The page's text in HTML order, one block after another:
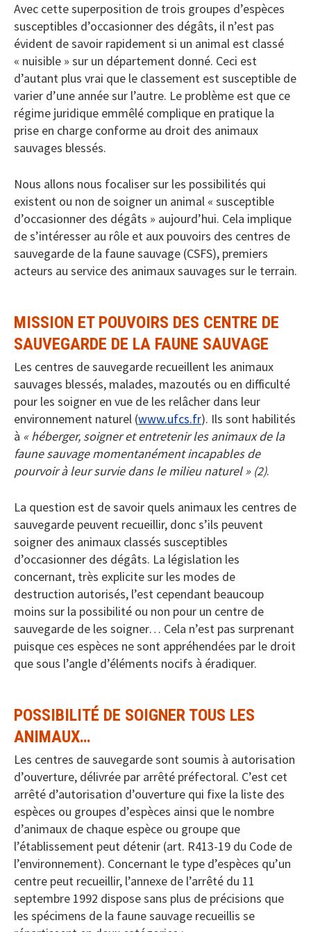
Avec cette superposition de trois groupes d’espèces
susceptibles d’occasionner des dégâts, il n’est pas
évident de savoir rapidement si un animal est classé
« nuisible » sur un département donné. Ceci est
d’autant plus vrai que le classement est susceptible de
varier d’une année sur l’autre. Le problème est que ce
régime juridique emmêlé complique en pratique la
prise en charge conforme au droit des animaux
sauvages blessés.
Nous allons nous focaliser sur les possibilités qui
existent ou non de soigner un animal « susceptible
d’occasionner des dégâts » aujourd’hui. Cela implique
de s’intéresser au rôle et aux pouvoirs des centres de
sauvegarde de la faune sauvage (CSFS), premiers
acteurs au service des animaux sauvages sur le terrain.
MISSION ET POUVOIRS DES CENTRE DE
SAUVEGARDE DE LA FAUNE SAUVAGE
Les centres de sauvegarde recueillent les animaux
sauvages blessés, malades, mazoutés ou en difficulté
pour les soigner en vue de les relâcher dans leur
environnement naturel (www.ufcs.fr). Ils sont habilités
à « héberger, soigner et entretenir les animaux de la
faune sauvage momentanément incapables de
pourvoir à leur survie dans le milieu naturel » (2).
La question est de savoir quels animaux les centres de
sauvegarde peuvent recueillir, donc s’ils peuvent
soigner des animaux classés susceptibles
d’occasionner des dégâts. La législation les
concernant, très explicite sur les modes de
destruction autorisés, l’est cependant beaucoup
moins sur la possibilité ou non pour un centre de
sauvegarde de les soigner… Cela n’est pas surprenant
puisque ces espèces ne sont appréhendées par le droit
que sous l’angle d’éléments nocifs à éradiquer.
POSSIBILITÉ DE SOIGNER TOUS LES
ANIMAUX…
Les centres de sauvegarde sont soumis à autorisation
d’ouverture, délivrée par arrêté préfectoral. C’est cet
arrêté d’autorisation d’ouverture qui fixe la liste des
espèces ou groupes d’espèces ainsi que le nombre
d’animaux de chaque espèce ou groupe que
l’établissement peut détenir (art. R413-19 du Code de
l’environnement). Concernant le type d’espèces qu’un
centre peut recueillir, l’annexe de l’arrêté du 11
septembre 1992 dispose sans plus de précisions que
les spécimens de la faune sauvage recueillis se